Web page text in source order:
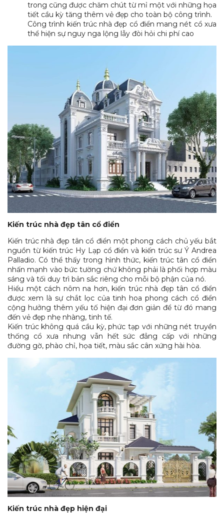
trong cũng được chăm chút từ mỉ một với những họa
tiết cầu kỳ tăng thêm vẻ đẹp cho toàn bộ công trình.
Công trình kiến trúc nhà đẹp cổ điển mang nét cổ xưa
thể hiện sự nguy nga lộng lẫy đòi hỏi chi phí cao
Kiến trúc nhà đẹp tân cổ điển
Kiến trúc nhà đẹp tân cổ điển một phong cách chủ yếu bắt
nguồn từ kiến trúc Hy Lạp cổ điển và kiến trúc sư Ý Andrea
Palladio. Có thể thấy trong hình thức, kiến trúc tân cổ điển
nhấn mạnh vào bức tường chứ không phải là phối hợp màu
sáng và tối duy trì bản sắc riêng cho mỗi bộ phận của nó.
Hiểu một cách nôm na hơn, kiến trúc nhà đẹp tân cổ điển
được xem là sự chắt lọc của tinh hoa phong cách cổ điển
cộng hưởng thêm yếu tố hiện đại đơn giản để từ đó mang
đến vẻ đẹp nhẹ nhàng, tinh tế.
Kiến trúc không quá cầu kỳ, phức tạp với những nét truyền
thống cổ xưa nhưng vẫn hết sức đẳng cấp với những
đường gờ, phào chỉ, họa tiết, màu sắc cân xứng hài hòa.
Kiến trúc nhà đẹp hiện đại